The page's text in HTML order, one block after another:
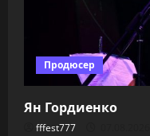
Продюсер
Ян Гордиенко
fffest777